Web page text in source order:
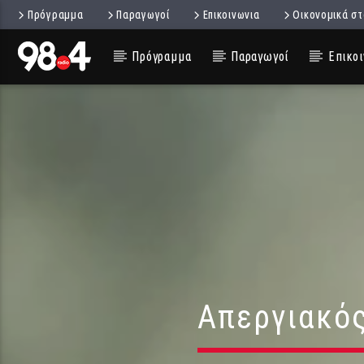
Πρόγραμμα Παραγωγοί Επικοινωνια Οικονομικά
Πρόγραμμα Παραγωγοί